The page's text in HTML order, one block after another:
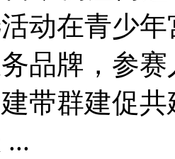
动在青少
品牌，参
带群建促